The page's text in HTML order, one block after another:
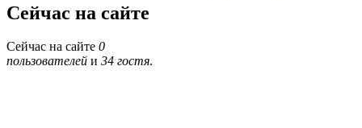
Сейчас на сайте
Сейчас на сайте 0
пользователей и 34 гостя.